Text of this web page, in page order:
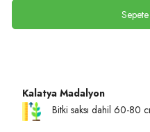
Kalatya Madalyon
Bitki saksı dahil 60-80